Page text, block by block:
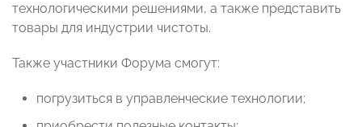
технологическими решениями, а также представить
товары для индустрии чистоты.
Также участники Форума смогут:
погрузиться в управленческие технологии;